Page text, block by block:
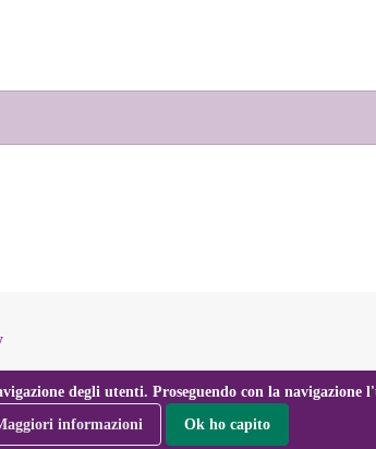
degli utenti. Proseguendo con la
informazioni
Ok ho capito